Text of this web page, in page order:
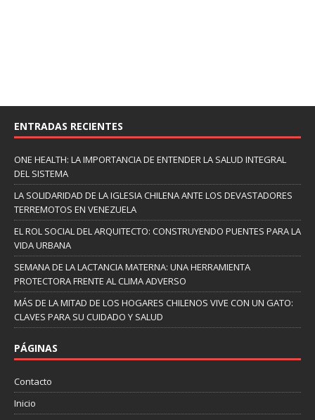
ENTRADAS RECIENTES
ONE HEALTH: LA IMPORTANCIA DE ENTENDER LA SALUD INTEGRAL
DEL SISTEMA
LA SOLIDARIDAD DE LA IGLESIA CHILENA ANTE LOS DEVASTADORES
TERREMOTOS EN VENEZUELA
EL ROL SOCIAL DEL ARQUITECTO: CONSTRUYENDO PUENTES PARA LA
VIDA URBANA
SEMANA DE LA LACTANCIA MATERNA: UNA HERRAMIENTA
PROTECTORA FRENTE AL CLIMA ADVERSO
MÁS DE LA MITAD DE LOS HOGARES CHILENOS VIVE CON UN GATO:
CLAVES PARA SU CUIDADO Y SALUD
PÁGINAS
Contacto
Inicio